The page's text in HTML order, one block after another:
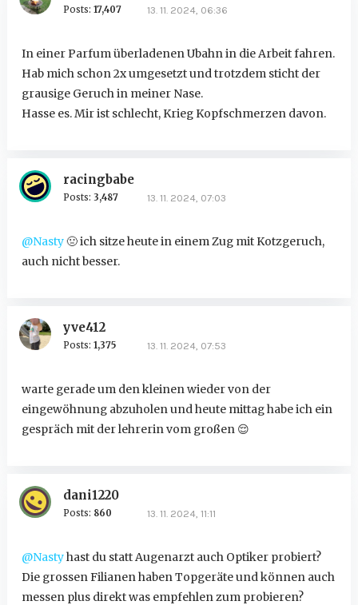
Posts: 17,407 13. 11. 2024, 06:36
In einer Parfum überladenen Ubahn in die Arbeit fahren.
Hab mich schon 2x umgesetzt und trotzdem sticht der
grausige Geruch in meiner Nase.
Hasse es. Mir ist schlecht, Krieg Kopfschmerzen davon.
racingbabe
Posts: 3,487 13. 11. 2024, 07:03
@Nasty🤢ich sitze heute in einem Zug mit Kotzgeruch,
auch nicht besser.
yve412
Posts: 1,375 13. 11. 2024, 07:53
warte gerade um den kleinen wieder von der
eingewöhnung abzuholen und heute mittag habe ich ein
gespräch mit der lehrerin vom großen 😌
dani1220
Posts: 860 13. 11. 2024, 11:11
@Nastyhast du statt Augenarzt auch Optiker probiert?
Die grossen Filianen haben Topgeräte und können auch
messen plus direkt was empfehlen zum probieren?